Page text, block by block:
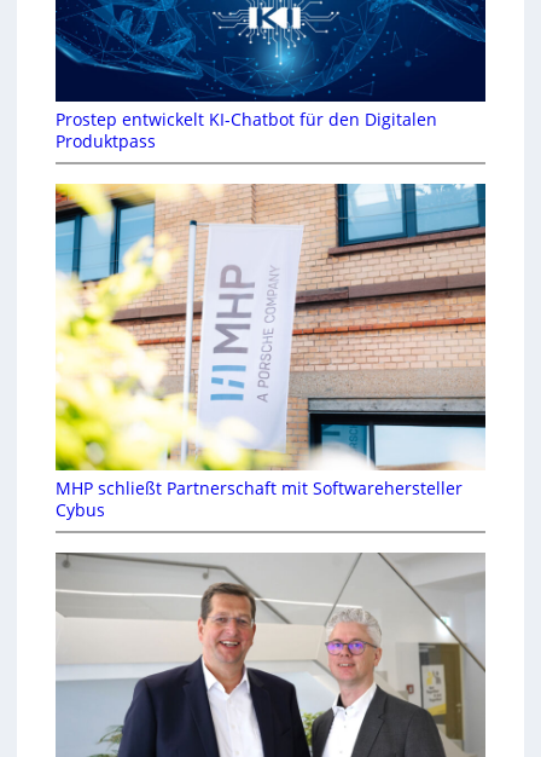
Prostep entwickelt KI-Chatbot für den Digitalen
Produktpass
MHP schließt Partnerschaft mit Softwarehersteller
Cybus